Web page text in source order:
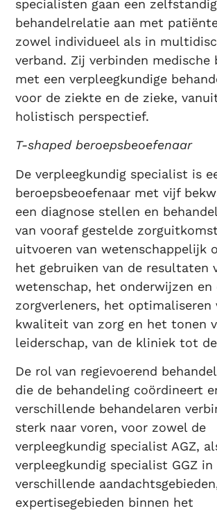
specialisten gaan een
behandelrelatie aan met
zowel individueel als in
verband. Zij verbinden medische
met een verpleegkundige
voor de ziekte en de zieke,
holistisch perspectief.
T-shaped beroepsbeoefenaar
De verpleegkundig specialist is
beroepsbeoefenaar met vijf
een diagnose stellen en
van vooraf gestelde
uitvoeren van wetenschappelijk
het gebruiken van de resultaten
wetenschap, het onderwijzen en
zorgverleners, het optimaliseren
kwaliteit van zorg en het tonen
leiderschap, van de kliniek tot
De rol van regievoerend
die de behandeling coördineert
verschillende behandelaren
sterk naar voren, voor zowel de
verpleegkundig specialist AGZ,
verpleegkundig specialist GGZ in
verschillende
expertisegebieden binnen het